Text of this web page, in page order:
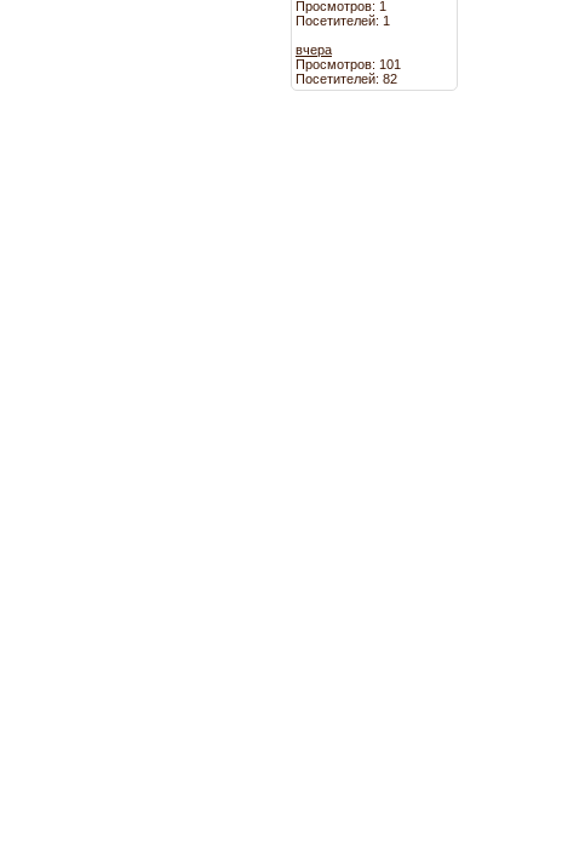
Просмотров: 1
Посетителей: 1
вчера
Просмотров: 101
Посетителей: 82